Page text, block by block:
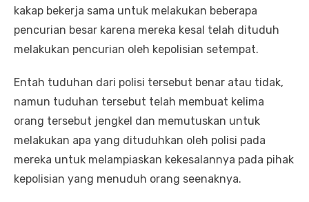
kakap bekerja sama untuk melakukan beberapa
pencurian besar karena mereka kesal telah dituduh
melakukan pencurian oleh kepolisian setempat.
Entah tuduhan dari polisi tersebut benar atau tidak,
namun tuduhan tersebut telah membuat kelima
orang tersebut jengkel dan memutuskan untuk
melakukan apa yang dituduhkan oleh polisi pada
mereka untuk melampiaskan kekesalannya pada pihak
kepolisian yang menuduh orang seenaknya.